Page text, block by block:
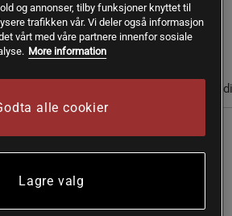
Næringsinformasjon &
fettsyrer som kroppen må
3, DHA og ALA fra algeolje og
og annonser, tilby funksjoner knyttet til
trafikken vår. Vi deler også informasjon
vårt med våre partnere innenfor sosiale
More information
alle cookier
Lagre valg